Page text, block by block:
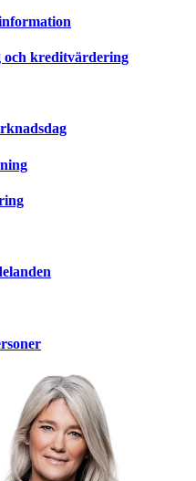
och kreditvärdering